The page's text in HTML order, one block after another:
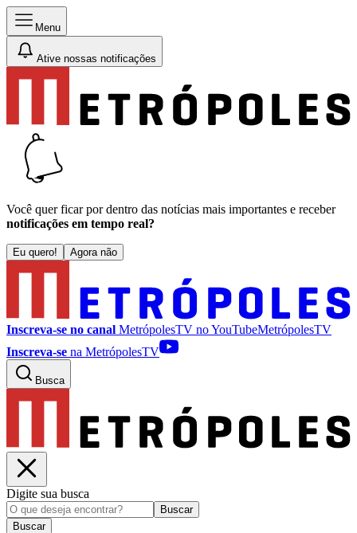
Menu
Ative nossas notificações
Você quer ficar por dentro das notícias mais importantes e receber
notificações em tempo real?
Eu quero! Agora não
Inscreva-se no canal MetrópolesTV noYouTubeMetrópolesTV
Inscreva-se na MetrópolesTV
Busca
Digite sua busca
Buscar
Buscar